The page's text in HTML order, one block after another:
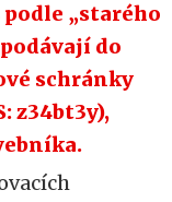
podle „starého
do
schránky
z34bt3y),